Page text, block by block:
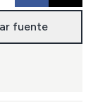
fuente